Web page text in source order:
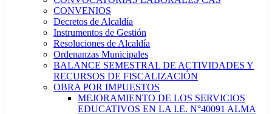
CONVENIOS
Decretos de Alcaldía
Instrumentos de Gestión
Resoluciones de Alcaldía
Ordenanzas Municipales
BALANCE SEMESTRAL DE ACTIVIDADES Y
RECURSOS DE FISCALIZACIÓN
OBRA POR IMPUESTOS
MEJORAMIENTO DE LOS SERVICIOS
EDUCATIVOS EN LA I.E. N°40091 ALMA